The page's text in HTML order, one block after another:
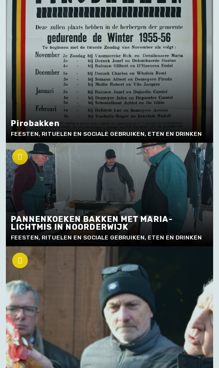
Pirobakken
FEESTEN, RITUELEN EN SOCIALE GEBRUIKEN, ETEN EN DRINKEN
PANNENKOEKEN BAKKEN MET MARIA-
LICHTMIS IN NOORDERWIJK
FEESTEN, RITUELEN EN SOCIALE GEBRUIKEN, ETEN EN DRINKEN